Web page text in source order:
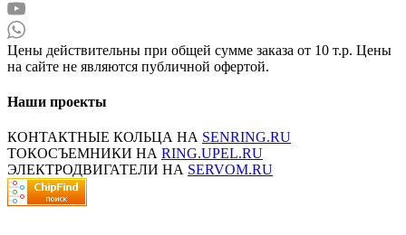
Цены действительны при общей сумме заказа от 10 т.р. Цены
на сайте не являются публичной офертой.
Наши проекты
КОНТАКТНЫЕ КОЛЬЦА НА SENRING.RU
ТОКОСЪЕМНИКИ НА RING.UPEL.RU
ЭЛЕКТРОДВИГАТЕЛИ НА SERVOM.RU